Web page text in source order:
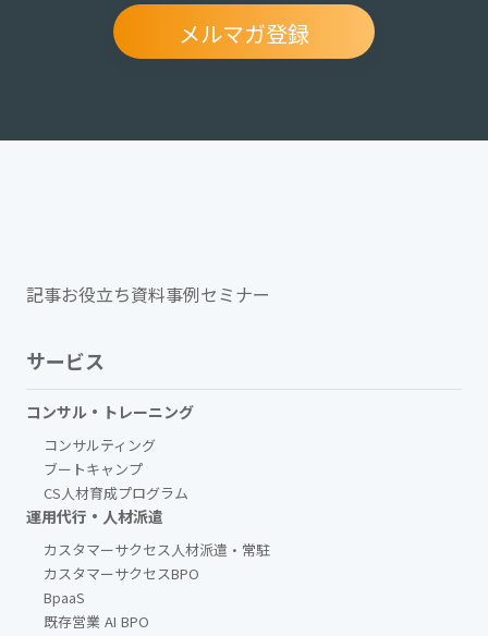
記事お役立ち資料事例セミナー
サービス
コンサル・トレーニング
コンサルティング
ブートキャンプ
CS人材育成プログラム
運用代行・人材派遣
カスタマーサクセス人材派遣・常駐
カスタマーサクセスBPO
BpaaS​
既存営業 AI BPO